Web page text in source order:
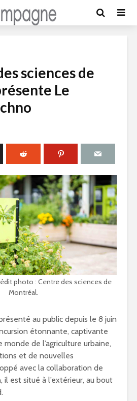
sciences de
Le
photo : Centre des sciences de
Montréal.
au public depuis le 8 juin
étonnante, captivante
monde de l’agriculture urbaine,
et de nouvelles
avec la collaboration de
il est situé à l’extérieur, au bout